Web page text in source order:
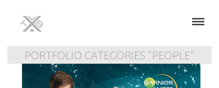
PORTFOLIO CATEGORIES "PEOPLE"